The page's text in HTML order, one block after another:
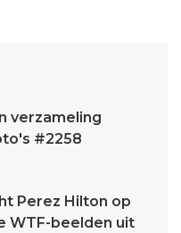
verzameling
#2258
Perez Hilton op
WTF-beelden uit